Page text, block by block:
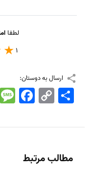
لطفا
1
ارسال به دوستان:
Facebook Copy
Link
اشتراک
مطالب مرتبط